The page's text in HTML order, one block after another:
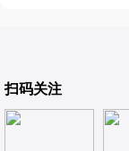
扫码关注